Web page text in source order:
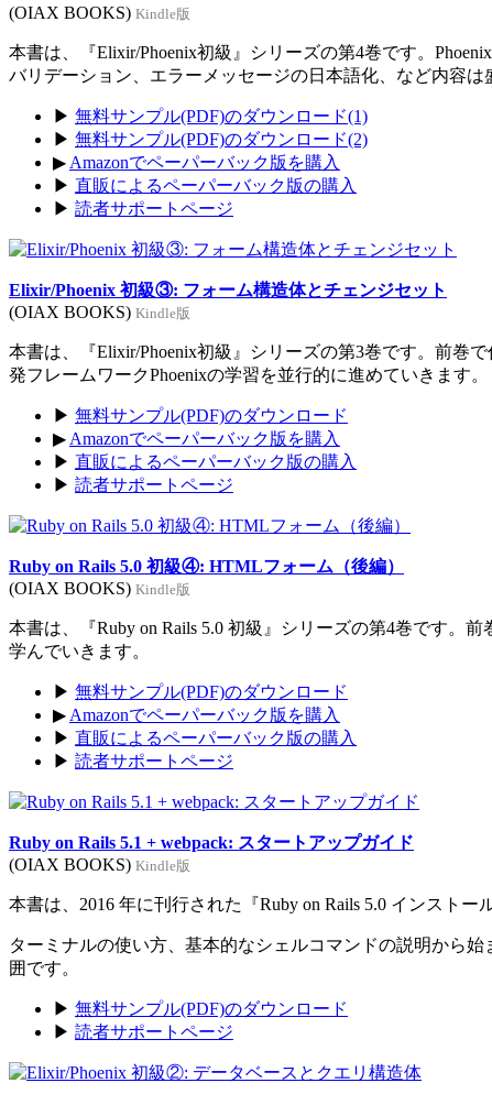
(OIAX BOOKS) Kindle版
本書は、『Elixir/Phoenix初級』シリーズの第4巻です。
バリデーション、エラーメッセージの日本語化、など内容は
▶ 無料サンプル(PDF)のダウンロード(1)
▶ 無料サンプル(PDF)のダウンロード(2)
▶ Amazonでペーパーバック版を購入
▶ 直販によるペーパーバック版の購入
▶ 読者サポートページ
Elixir/Phoenix 初級③: フォーム構造体とチェンジセット
(OIAX BOOKS) Kindle版
本書は、『Elixir/Phoenix初級』シリーズの第3巻です。前巻
発フレームワークPhoenixの学習を並行的に進めていきます。
▶ 無料サンプル(PDF)のダウンロード
▶ Amazonでペーパーバック版を購入
▶ 直販によるペーパーバック版の購入
▶ 読者サポートページ
Ruby on Rails 5.0 初級④: HTMLフォーム（後編）
(OIAX BOOKS) Kindle版
本書は、『Ruby on Rails 5.0 初級』シリーズの第4巻です。
学んでいきます。
▶ 無料サンプル(PDF)のダウンロード
▶ Amazonでペーパーバック版を購入
▶ 直販によるペーパーバック版の購入
▶ 読者サポートページ
Ruby on Rails 5.1 + webpack: スタートアップガイド
(OIAX BOOKS) Kindle版
本書は、2016 年に刊行された『Ruby on Rails 5.0 インスト
ターミナルの使い方、基本的なシェルコマンドの説明から
囲です。
▶ 無料サンプル(PDF)のダウンロード
▶ 読者サポートページ